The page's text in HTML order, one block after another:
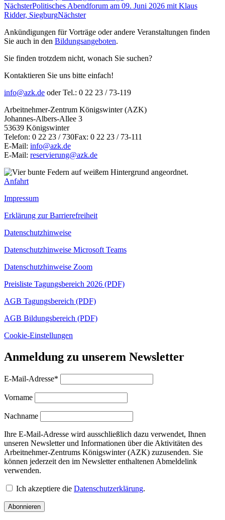
NächsterPolitisches Abendforum am 09. Juni 2026 mit Klaus
Ridder, SiegburgNächster
Ankündigungen für Vorträge oder andere Veranstaltungen finden
Sie auch in den Bildungsangeboten.
Sie finden trotzdem nicht, wonach Sie suchen?
Kontaktieren Sie uns bitte einfach!
info@azk.de oder Tel.: 0 22 23 / 73-119
Arbeitnehmer-Zentrum Königswinter (AZK)
Johannes-Albers-Allee 3
53639 Königswinter
Telefon: 0 22 23 / 730Fax: 0 22 23 / 73-111
E-Mail: info@azk.de
E-Mail: reservierung@azk.de
Anfahrt
Impressum
Erklärung zur Barrierefreiheit
Datenschutzhinweise
Datenschutzhinweise Microsoft Teams
Datenschutzhinweise Zoom
Preisliste Tagungsbereich 2026 (PDF)
AGB Tagungsbereich (PDF)
AGB Bildungsbereich (PDF)
Cookie-Einstellungen
Anmeldung zu unserem Newsletter
E-Mail-Adresse*
Vorname
Nachname
Ihre E-Mail-Adresse wird ausschließlich dazu verwendet, Ihnen
unseren Newsletter und Informationen über die Aktivitäten des
Arbeitnehmer-Zentrums Königswinter (AZK) zuzusenden. Sie
können jederzeit den im Newsletter enthaltenen Abmeldelink
verwenden.
Ich akzeptiere die Datenschutzerklärung.